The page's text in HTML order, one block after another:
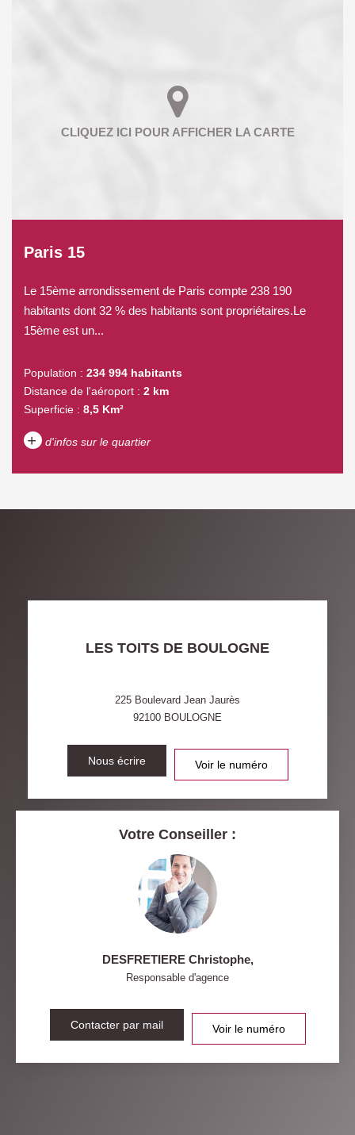
Paris 15
Le 15ème arrondissement de Paris compte 238 190
habitants dont 32 % des habitants sont propriétaires.Le
15ème est un...
Population : 234 994 habitants
Distance de l'aéroport : 2 km
Superficie : 8,5 Km²
+ d'infos sur le quartier
VOITURE
RÉSULTATS DES LYCÉES ECOLES ET CRÈCHES
RESTAURANTS ET CAFÉS COMMERCES
MÉDECINS
LES TOITS DE BOULOGNE
225 Boulevard Jean Jaurès
92100 BOULOGNE
Nous écrire Voir le numéro
Votre Conseiller :
DESFRETIERE Christophe,
Responsable d'agence
Contacter par mail Voir le numéro